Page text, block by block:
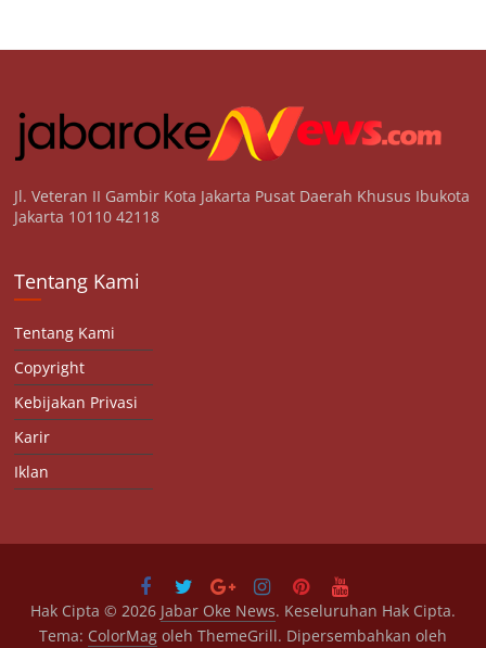
Jl. Veteran II Gambir Kota Jakarta Pusat Daerah Khusus Ibukota
Jakarta 10110 42118
Tentang Kami
Tentang Kami
Copyright
Kebijakan Privasi
Karir
Iklan
Hak Cipta © 2026 Jabar Oke News. Keseluruhan Hak Cipta.
Tema: ColorMagoleh ThemeGrill. Dipersembahkan oleh